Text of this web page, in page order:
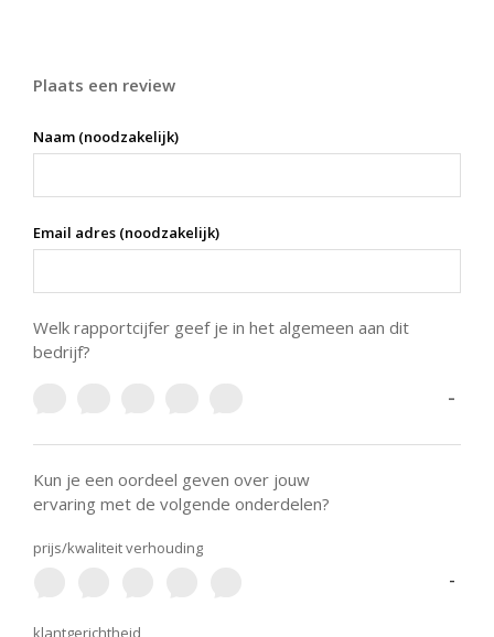
Plaats een review
Naam (noodzakelijk)
Email adres (noodzakelijk)
Welk rapportcijfer geef je in het algemeen aan dit
bedrijf?
-
Kun je een oordeel geven over jouw
ervaring met de volgende onderdelen?
prijs/kwaliteit verhouding
-
klantgerichtheid